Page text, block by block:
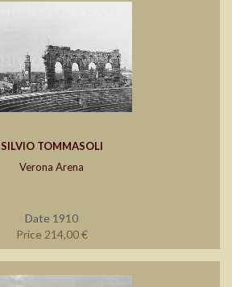
SILVIO TOMMASOLI
Verona Arena
Date 1910
Price 214,00 €